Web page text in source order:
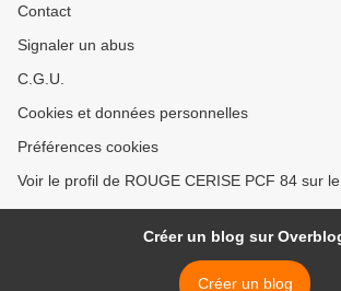
Contact
Signaler un abus
C.G.U.
Cookies et données personnelles
Préférences cookies
Voir le profil de ROUGE CERISE PCF 84 sur
Créer un blog sur
Créer un blog